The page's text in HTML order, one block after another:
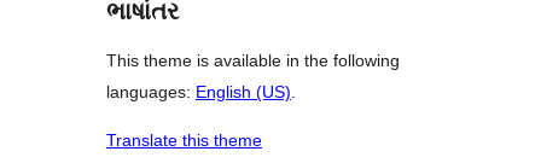
ભાષાંતર
This theme is available in the following
languages: English (US).
Translate this theme